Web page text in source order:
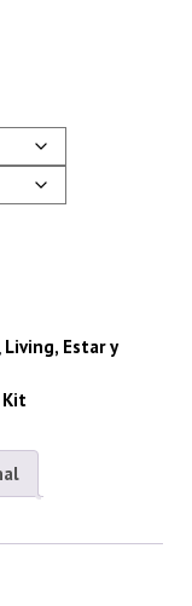
, Living, Estar y
Kit